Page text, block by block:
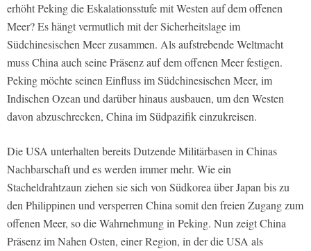
erhöht Peking die Eskalationsstufe mit Westen auf dem offenen
Meer? Es hängt vermutlich mit der Sicherheitslage im
Südchinesischen Meer zusammen. Als aufstrebende Weltmacht
muss China auch seine Präsenz auf dem offenen Meer festigen.
Peking möchte seinen Einfluss im Südchinesischen Meer, im
Indischen Ozean und darüber hinaus ausbauen, um den Westen
davon abzuschrecken, China im Südpazifik einzukreisen.
Die USA unterhalten bereits Dutzende Militärbasen in Chinas
Nachbarschaft und es werden immer mehr. Wie ein
Stacheldrahtzaun ziehen sie sich von Südkorea über Japan bis zu
den Philippinen und versperren China somit den freien Zugang zum
offenen Meer, so die Wahrnehmung in Peking. Nun zeigt China
Präsenz im Nahen Osten, einer Region, in der die USA als